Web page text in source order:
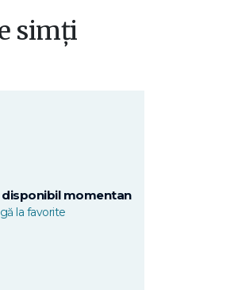
simți
disponibil momentan
la favorite